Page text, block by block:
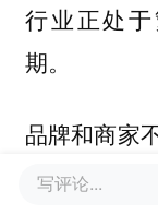
行业正处
期。
品牌和商家
之间的错
写评论...